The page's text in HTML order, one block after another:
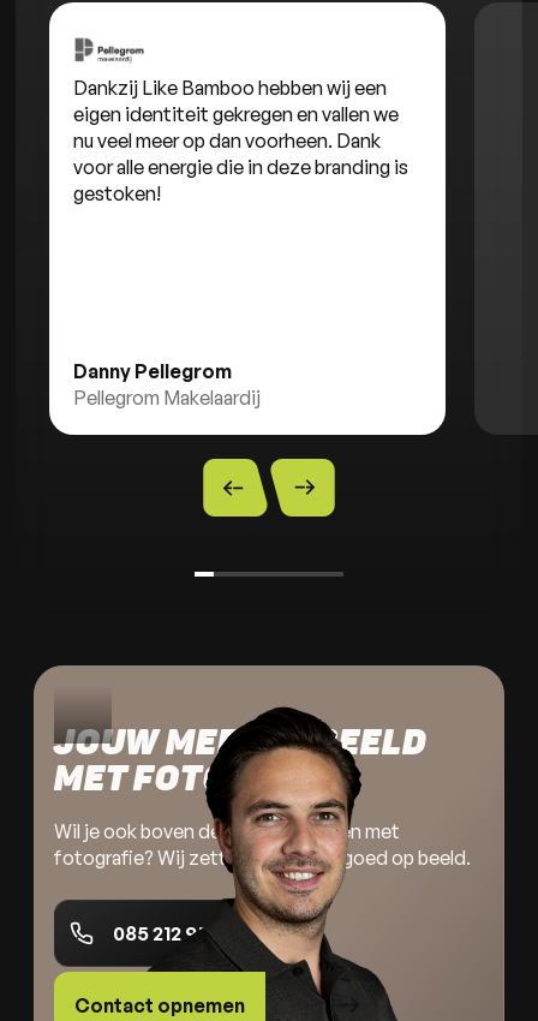
Dankzij Like Bamboo hebben wij een
eigen identiteit gekregen en vallen we
nu veel meer op dan voorheen. Dank
voor alle energie die in deze branding is
gestoken!
Danny Pellegrom
Pellegrom Makelaardij
JOUW MERK IN BEELD
MET FOTOGRAFIE
Wil je ook boven de jungle uitsteken met
fotografie? Wij zetten jouw merk goed op beeld.
085 212 9523
Contact opnemen